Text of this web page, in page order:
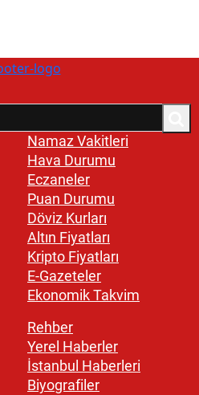
Namaz Vakitleri
Hava Durumu
Eczaneler
Puan Durumu
Döviz Kurları
Altın Fiyatları
Kripto Fiyatları
E-Gazeteler
Ekonomik Takvim
Rehber
Yerel Haberler
İstanbul Haberleri
Biyografiler